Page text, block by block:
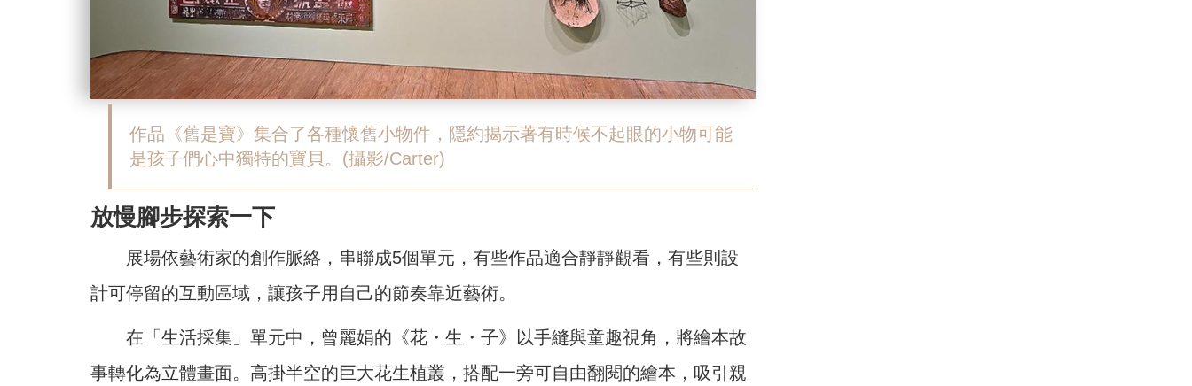
作品《舊是寶》集合了各種懷舊小物件，隱約揭示著有時候不起眼的小物可能
是孩子們心中獨特的寶貝。(攝影/Carter)
放慢腳步探索一下
展場依藝術家的創作脈絡，串聯成5個單元，有些作品適合靜靜觀看，有些則設
計可停留的互動區域，讓孩子用自己的節奏靠近藝術。
在「生活採集」單元中，曾麗娟的《花・生・子》以手縫與童趣視角，將繪本故
事轉化為立體畫面。高掛半空的巨大花生植叢，搭配一旁可自由翻閱的繪本，吸引親